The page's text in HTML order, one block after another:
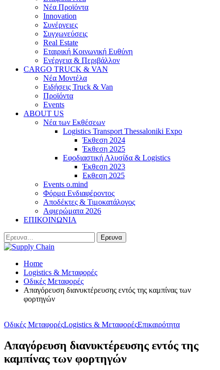
Νέα Προϊόντα
Innovation
Συνέργειες
Συγχωνεύσεις
Real Estate
Εταιρική Κοινωνική Ευθύνη
Ενέργεια & Περιβάλλον
CARGO TRUCK & VAN
Νέα Μοντέλα
Ειδήσεις Truck & Van
Προϊόντα
Events
ABOUT US
Νέα των Εκθέσεων
Logistics Transport Thessaloniki Expo
Έκθεση 2024
Έκθεση 2025
Εφοδιαστική Αλυσίδα & Logistics
Έκθεση 2023
Εκθεση 2025
Events o.mind
Φόρμα Ενδιαφέροντος
Αποδέκτες & Τιμοκατάλογος
Αφιερώματα 2026
ΕΠΙΚΟΙΝΩΝΙΑ
Home
Logistics & Μεταφορές
Οδικές Μεταφορές
Απαγόρευση διανυκτέρευσης εντός της καμπίνας των
φορτηγών
Οδικές ΜεταφορέςLogistics & ΜεταφορέςΕπικαιρότητα
Απαγόρευση διανυκτέρευσης εντός της
καμπίνας των φορτηγών